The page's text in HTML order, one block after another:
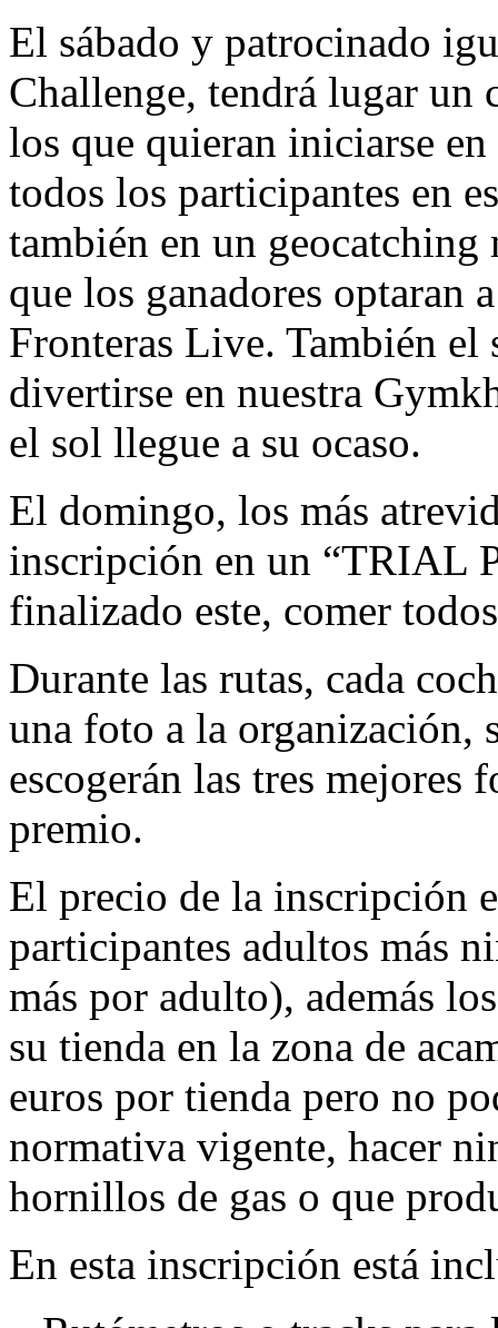
El sábado y patrocinado
Challenge, tendrá lugar un
los que quieran iniciarse
todos los participantes en
también en un
que los ganadores optaran
Fronteras Live. También el
divertirse en nuestra
el sol llegue a su ocaso.
El domingo, los más
inscripción en un “TRIAL
finalizado este, comer
Durante las rutas, cada
una foto a la organización,
escogerán las tres mejores
premio.
El precio de la inscripción
participantes adultos más
más por adulto), además
su tienda en la zona de
euros por tienda pero no
normativa vigente, hacer
hornillos de gas o que
En esta inscripción está